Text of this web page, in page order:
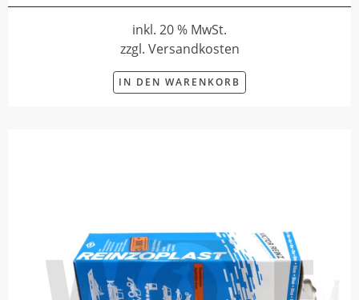
inkl. 20 % MwSt.
zzgl. Versandkosten
IN DEN WARENKORB